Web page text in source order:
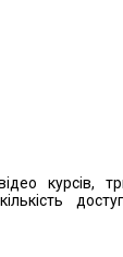
курсів,